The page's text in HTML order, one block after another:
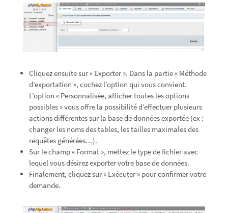
Cliquez ensuite sur « Exporter ». Dans la partie « Méthode
d’exportation », cochez l’option qui vous convient.
L’option « Personnalisée, afficher toutes les options
possibles » vous offre la possibilité d’effectuer plusieurs
actions différentes sur la base de données exportée (ex :
changer les noms des tables, les tailles maximales des
requêtes générées…).
Sur le champ « Format », mettez le type de fichier avec
lequel vous désirez exporter votre base de données.
Finalement, cliquez sur « Exécuter » pour confirmer votre
demande.